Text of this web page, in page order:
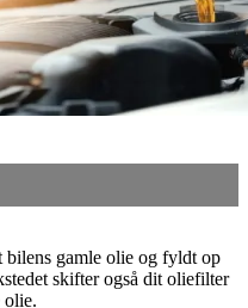
gamle olie og fyldt op
skifter også dit oliefilter
olie.